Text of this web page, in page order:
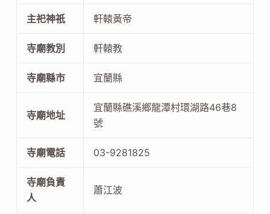
主祀神祇 軒轅黃帝
寺廟教別 軒轅教
寺廟縣市 宜蘭縣
寺廟地址
宜蘭縣礁溪鄉龍潭村環湖路46巷8
號
寺廟電話 03-9281825
寺廟負責
人
蕭江波